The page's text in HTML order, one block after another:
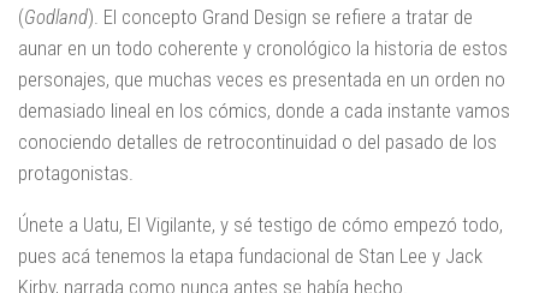
(Godland). El concepto Grand Design se refiere a tratar de
aunar en un todo coherente y cronológico la historia de estos
personajes, que muchas veces es presentada en un orden no
demasiado lineal en los cómics, donde a cada instante vamos
conociendo detalles de retrocontinuidad o del pasado de los
protagonistas.
Únete a Uatu, El Vigilante, y sé testigo de cómo empezó todo,
pues acá tenemos la etapa fundacional de Stan Lee y Jack
Kirby, narrada como nunca antes se había hecho.